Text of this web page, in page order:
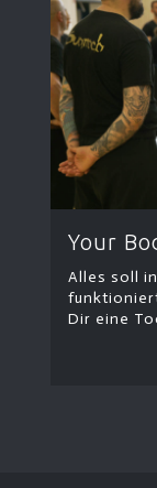
Your
Alles soll
Dir eine